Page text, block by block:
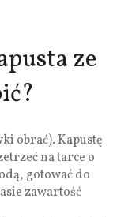
ze
obrać). Kapustę
na tarce o
gotować do
zawartość